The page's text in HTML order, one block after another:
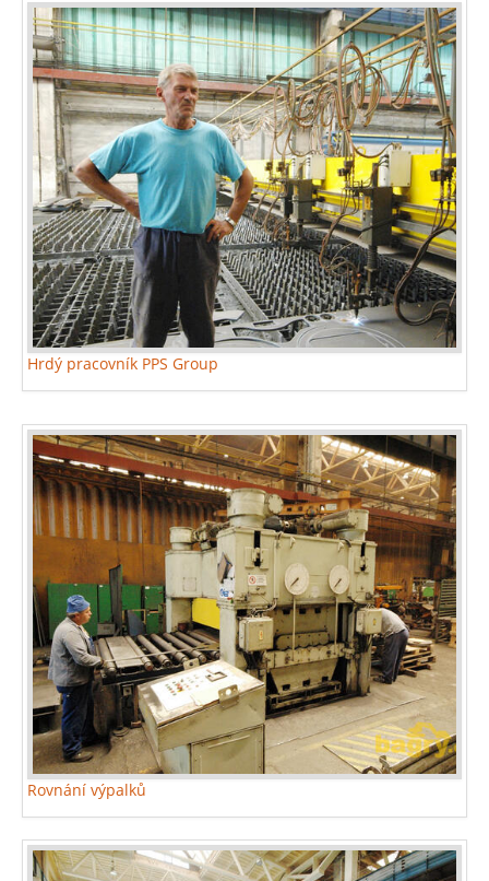
Hrdý pracovník PPS Group
Rovnání výpalků